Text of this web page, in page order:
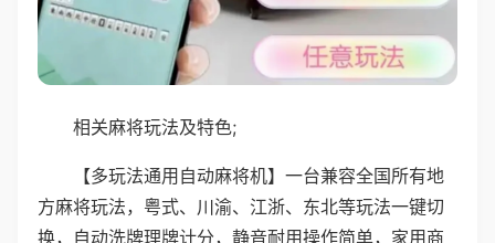
相关麻将玩法及特色;
【多玩法通用自动麻将机】一台兼容全国所有地
方麻将玩法，粤式、川渝、江浙、东北等玩法一键切
换，自动洗牌理牌计分，静音耐用操作简单，家用商